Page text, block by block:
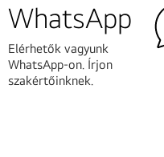
WhatsApp
Elérhetők vagyunk
WhatsApp-on. Írjon
szakértőinknek.